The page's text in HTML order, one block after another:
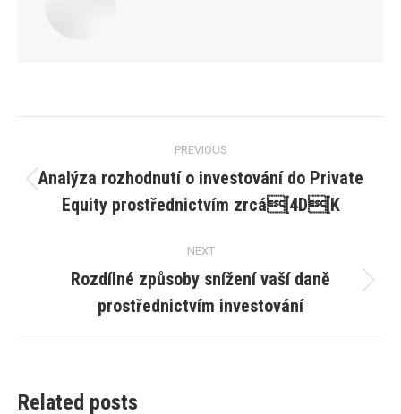
navigation
PREVIOUS
post:
Analýza rozhodnutí o investování do Private
Equity prostřednictvím zrcá[4D[K
NEXT
post:
Rozdílné způsoby snížení vaší daně
prostřednictvím investování
Related posts